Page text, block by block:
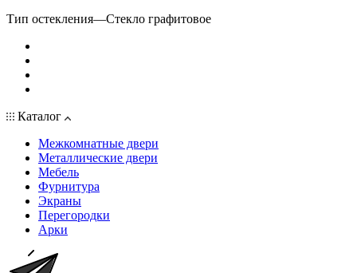
Тип остекления—Стекло графитовое
Каталог
Межкомнатные двери
Металлические двери
Мебель
Фурнитура
Экраны
Перегородки
Арки